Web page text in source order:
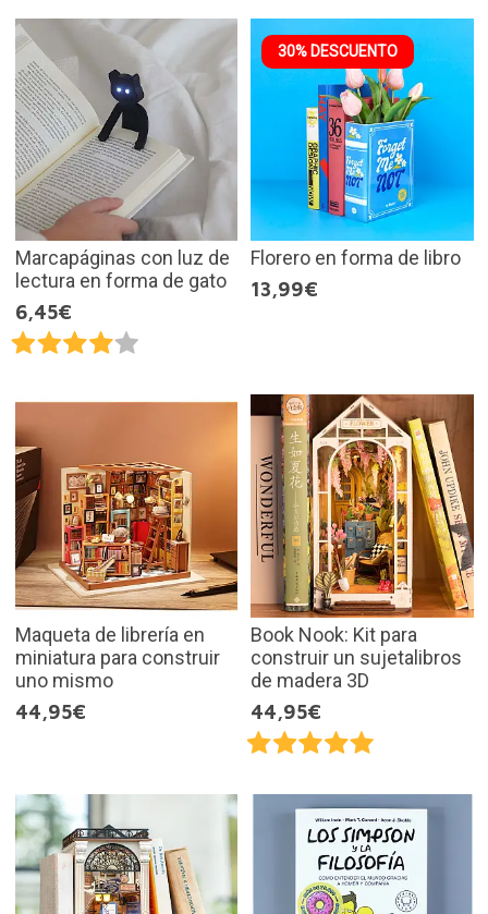
Marcapáginas con luz de
lectura en forma de gato
6,45€
30% DESCUENTO
Florero en forma de libro
13,99€
Maqueta de librería en
miniatura para construir
uno mismo
44,95€
Book Nook: Kit para
construir un sujetalibros
de madera 3D
44,95€